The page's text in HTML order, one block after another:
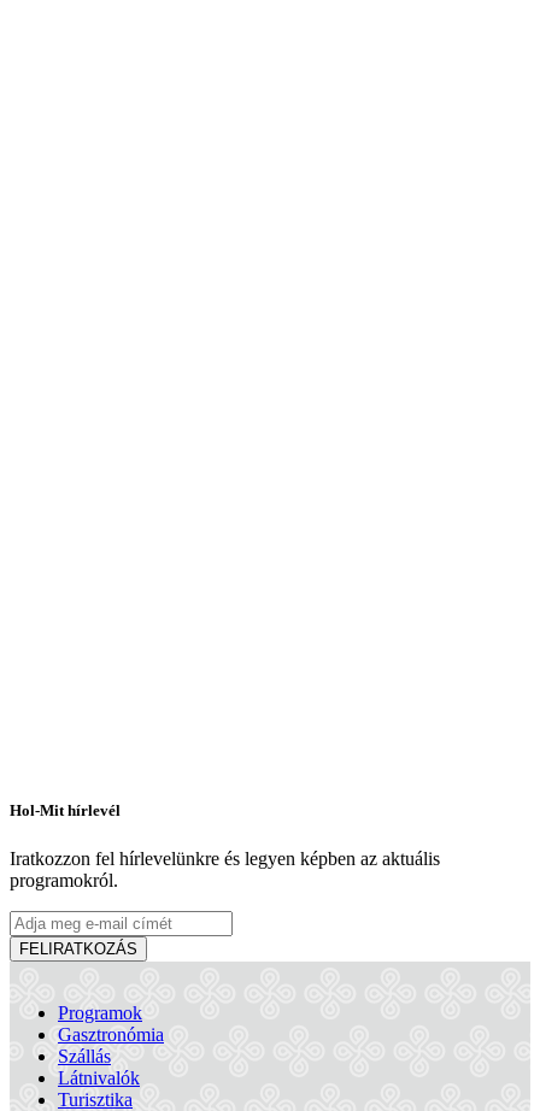
Hol-Mit hírlevél
Iratkozzon fel hírlevelünkre és legyen képben az aktuális
programokról.
FELIRATKOZÁS
Programok
Gasztronómia
Szállás
Látnivalók
Turisztika